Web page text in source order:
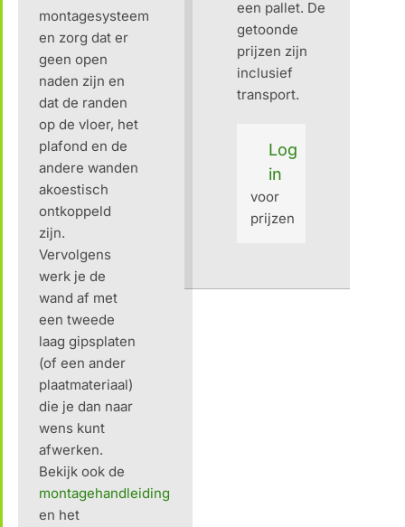
montagesysteem
en zorg dat er
geen open
naden zijn en
dat de randen
op de vloer, het
plafond en de
andere wanden
akoestisch
ontkoppeld
zijn.
Vervolgens
werk je de
wand af met
een tweede
laag gipsplaten
(of een ander
plaatmateriaal)
die je dan naar
wens kunt
afwerken.
Bekijk ook de
montagehandleiding
en het
een pallet. De
getoonde
prijzen zijn
inclusief
transport.
Log
in
voor
prijzen